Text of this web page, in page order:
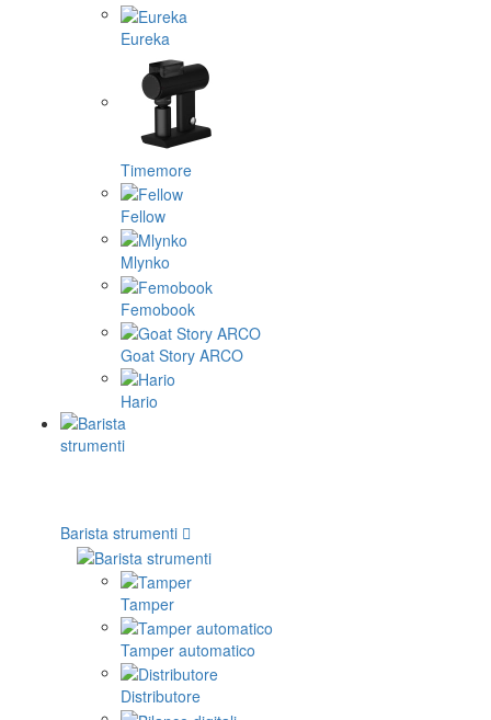
Eureka
Timemore
Fellow
Mlynko
Femobook
Goat Story ARCO
Hario
Barista strumenti
Tamper
Tamper automatico
Distributore